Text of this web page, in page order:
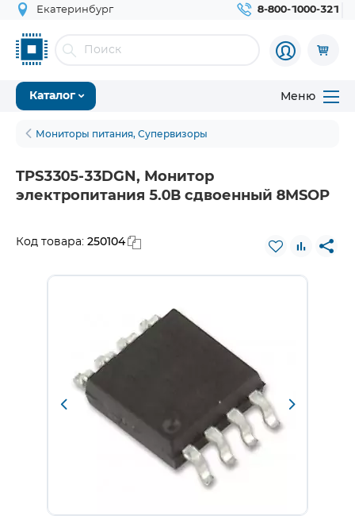
Екатеринбург 8-800-1000-321
Каталог Меню
Мониторы питания, Супервизоры
TPS3305-33DGN, Монитор
электропитания 5.0В сдвоенный 8MSOP
Код товара: 250104